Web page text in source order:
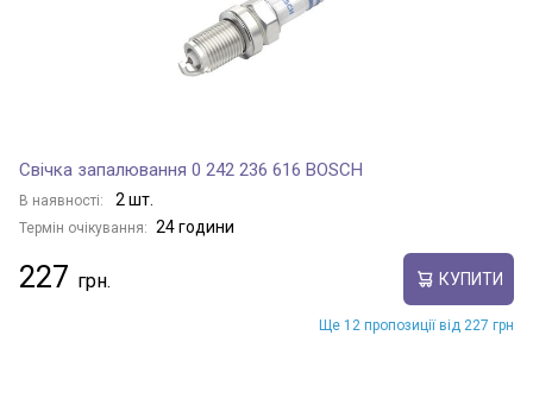
Свічка запалювання 0 242 236 616 BOSCH
В наявності: 2 шт.
Термін очікування: 24 години
227 КУПИТИ
Ще 12 пропозиції від 227 грн